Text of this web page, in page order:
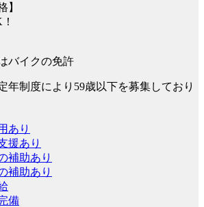
】
バイクの免許
年制度により59歳以下を募集しており
あり
援あり
補助あり
補助あり
備